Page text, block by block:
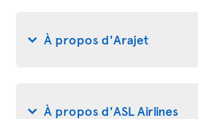
À propos d'Arajet
À propos d'ASL Airlines